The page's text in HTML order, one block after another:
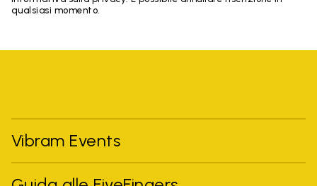
qualsiasi momento.
Vibram Events